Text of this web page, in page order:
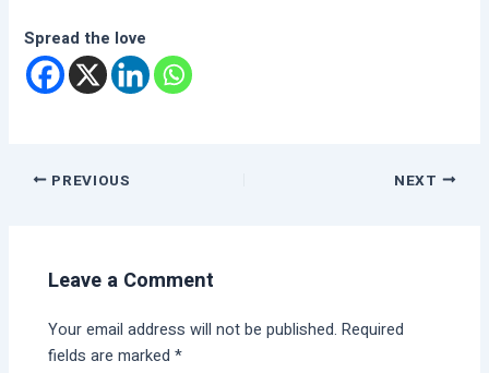
Spread the love
PREVIOUS NEXT
Leave a Comment
Your email address will not be published. Required
fields are marked*